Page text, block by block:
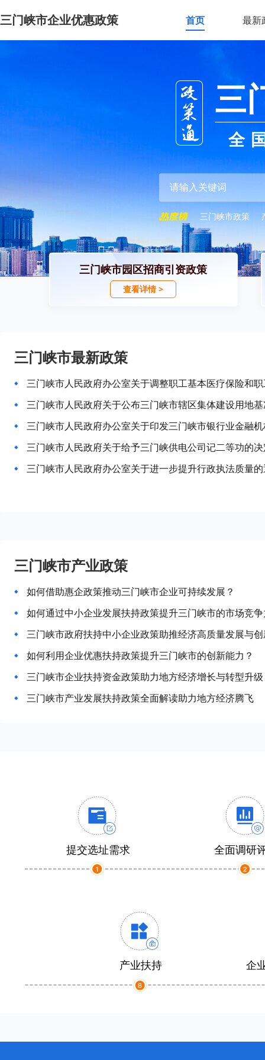
三门峡市企业优惠政策 首页 最新
三
全
三门峡市政策
三门峡市园区招商引资政策
查看详情 >
三门峡市最新政策
三门峡市人民政府关于公布三门峡市辖区集体建设用地
三门峡市人民政府关于给予三门峡供电公司记二等功的
三门峡市人民政府办公室关于进一步提升行政执法质量
三门峡市产业政策
如何借助惠企政策推动三门峡市企业可持续发展？
如何通过中小企业发展扶持政策提升三门峡市的市场竞
三门峡市政府扶持中小企业政策助推经济高质量发展与
如何利用企业优惠扶持政策提升三门峡市的创新能力？
三门峡市企业扶持资金政策助力地方经济增长与转型升级
三门峡市产业发展扶持政策全面解读助力地方经济腾飞
提交选址需求 全面调研
产业扶持 企